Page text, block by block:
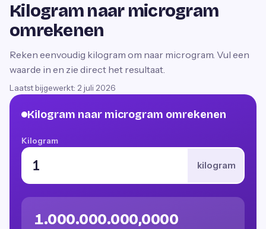
Kilogram naar microgram
omrekenen
Reken eenvoudig kilogram om naar microgram. Vul een
waarde in en zie direct het resultaat.
Laatst bijgewerkt: 2 juli 2026
Kilogram naar microgram omrekenen
Kilogram
kilogram
1.000.000.000,0000